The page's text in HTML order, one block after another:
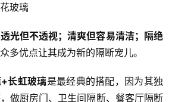
玻璃
光但不透视；清爽但容易清洁；隔绝
多优点让其成为新的隔断宠儿。
长虹玻璃是最经典的搭配，因为其独
做厨房门、卫生间隔断、餐客厅隔断